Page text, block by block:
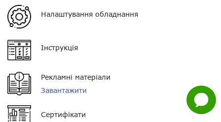
Задати
питання
Орієнтовна дальність у
місті
Орієнтовна дальність у
лісі
Орієнтовна дальність у
полі
Пиловологозахист
Налаштування обладнання
Інструкція
Рекламні матеріали
Завантажити
Сертифікати